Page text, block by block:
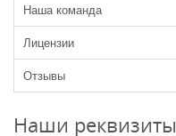
Наша команда
Лицензии
Отзывы
Наши реквизиты